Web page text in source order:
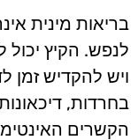
בריאות מינית
לנפש. הקיץ יכול
ויש להקדיש זמן
בחרדות,
הקשרים